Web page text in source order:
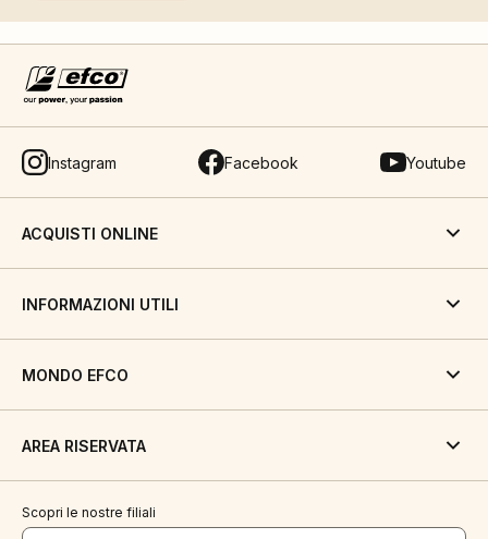
Instagram Facebook Youtube
ACQUISTI ONLINE
INFORMAZIONI UTILI
MONDO EFCO
AREA RISERVATA
Scopri le nostre filiali